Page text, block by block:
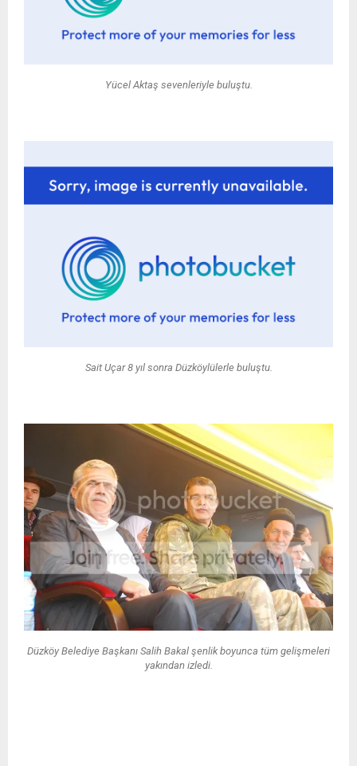
Yücel Aktaş sevenleriyle buluştu.
Sait Uçar 8 yıl sonra Düzköylülerle buluştu.
Düzköy Belediye Başkanı Salih Bakal şenlik boyunca tüm gelişmeleri
yakından izledi.